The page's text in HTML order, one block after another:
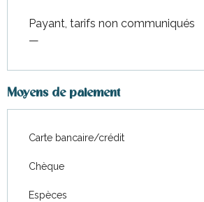
Payant, tarifs non communiqués
—
Moyens de paiement
Carte bancaire/crédit
Chèque
Espèces